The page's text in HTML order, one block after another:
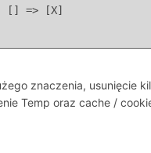
[] => [X]
znaczenia, usunięcie
Temp oraz cache /